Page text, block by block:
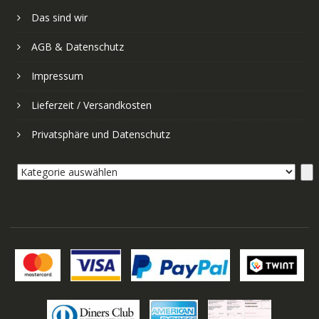
Das sind wir
AGB & Datenschutz
Impressum
Lieferzeit / Versandkosten
Privatsphäre und Datenschutz
Kategorie